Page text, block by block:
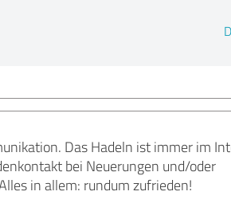
Das Hadeln ist immer im
bei Neuerungen und/oder
in allem: rundum zufrieden!